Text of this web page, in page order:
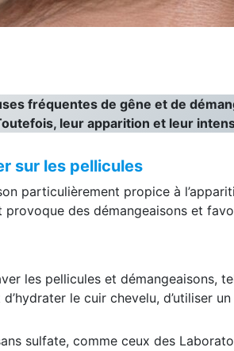
fréquentes de gêne et de
leur apparition et leur
sur les pellicules
particulièrement propice à
des démangeaisons et
les pellicules et démangeaisons,
le cuir chevelu, d’utiliser
sulfate, comme ceux des